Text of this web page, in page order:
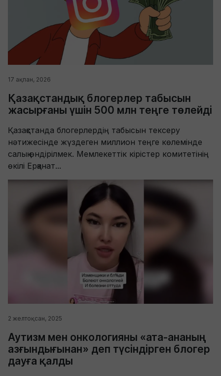
17 ақпан, 2026
Қазақстандық блогерлер табысын
жасырғаны үшін 500 млн теңге төлейді
Қазақстанда блогерлердің табысын тексеру
нәтижесінде жүздеген миллион теңге көлемінде
салық өндірілмек. Мемлекеттік кірістер комитетінің
өкілі Ерқанат...
2 желтоқсан, 2025
Аутизм мен онкологияны «ата-ананың
азғындығынан» деп түсіндірген блогер
дауға қалды